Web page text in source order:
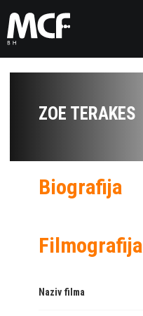
ZOE TERAKES
Biografija
Filmografija
Naziv filma